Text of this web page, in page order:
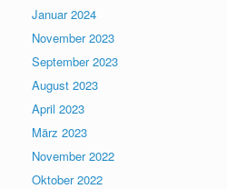
Januar 2024
November 2023
September 2023
August 2023
April 2023
März 2023
November 2022
Oktober 2022